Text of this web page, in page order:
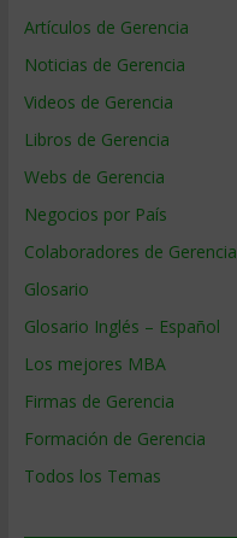
Artículos de Gerencia
Noticias de Gerencia
Videos de Gerencia
Libros de Gerencia
Webs de Gerencia
Negocios por País
Colaboradores de Gerencia
Glosario
Glosario Inglés – Español
Los mejores MBA
Firmas de Gerencia
Formación de Gerencia
Todos los Temas